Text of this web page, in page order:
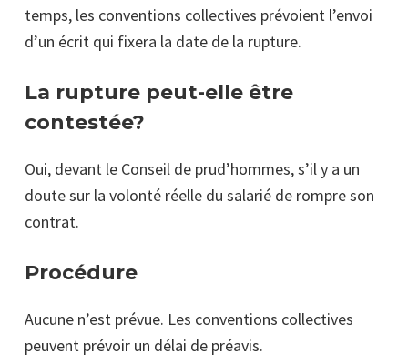
temps, les conventions collectives prévoient l’envoi
d’un écrit qui fixera la date de la rupture.
La rupture peut-elle être
contestée?
Oui, devant le Conseil de prud’hommes, s’il y a un
doute sur la volonté réelle du salarié de rompre son
contrat.
Procédure
Aucune n’est prévue. Les conventions collectives
peuvent prévoir un délai de préavis.